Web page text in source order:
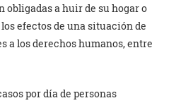
obligadas a huir de su hogar o
efectos de una situación de
a los derechos humanos, entre
por día de personas